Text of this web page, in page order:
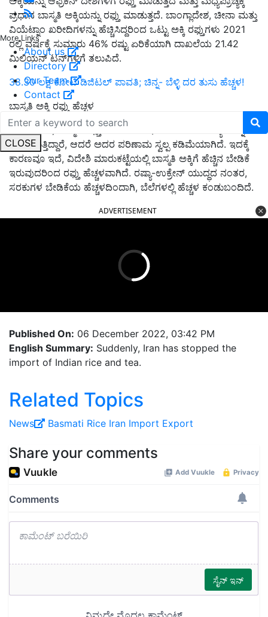
More Links
About us
Directory
Our Team
Contact
CLOSE
ಪ್ರಧಾನ ಬಾಸ್ಮತಿ ಅಕ್ಕಿಯನ್ನು ರಫ್ತು ಮಾಡುತ್ತದೆ. ಬಾಂಗ್ಲಾದೇಶ, ಚೀನಾ ಮತ್ತು
ವಿಯೆಟ್ನಾಂ ಖರೀದಿಗಳನ್ನು ಹೆಚ್ಚಿಸಿದ್ದರಿಂದ ಒಟ್ಟು ಅಕ್ಕಿ ರಫ್ತುಗಳು 2021
ರಲ್ಲಿ ವರ್ಷಕ್ಕೆ ಸುಮಾರು 46% ರಷ್ಟು ಏರಿಕೆಯಾಗಿ ದಾಖಲೆಯ 21.42
ಮಿಲಿಯನ್ ಟನ್‌ಗಳಿಗೆ ತಲುಪಿದೆ.
38.30 ಲಕ್ಷ ಕೋಟಿ ಡಿಜಿಟಲ್ ಪಾವತಿ; ಚಿನ್ನ- ಬೆಳ್ಳಿ ದರ ತುಸು ಹೆಚ್ಚಳ!
ಬಾಸ್ಮತಿ ಅಕ್ಕಿ ರಫ್ತು ಹೆಚ್ಚಳ
ಮತ್ತೊಂದೆಡೆ, ಬಾಸ್ಮತಿ ರಫ್ತುದಾರರು ಸಹ ಇದೇ ರೀತಿಯ ಸಮಸ್ಯೆಯನ್ನು
ಎದುರಿಸುತ್ತಿದ್ದಾರೆ, ಆದರೆ ಅದರ ಪರಿಣಾಮ ಸ್ವಲ್ಪ ಕಡಿಮೆಯಾಗಿದೆ. ಇದಕ್ಕೆ
ಕಾರಣವೂ ಇದೆ, ವಿದೇಶಿ ಮಾರುಕಟ್ಟೆಯಲ್ಲಿ ಬಾಸ್ಮತಿ ಅಕ್ಕಿಗೆ ಹೆಚ್ಚಿನ ಬೇಡಿಕೆ
ಇರುವುದರಿಂದ ರಫ್ತು ಹೆಚ್ಚಳವಾಗಿದೆ. ರಷ್ಯಾ-ಉಕ್ರೇನ್ ಯುದ್ಧದ ನಂತರ,
ಸರಕುಗಳ ಬೇಡಿಕೆಯ ಹೆಚ್ಚಳದಿಂದಾಗಿ, ಬೆಲೆಗಳಲ್ಲಿ ಹೆಚ್ಚಳ ಕಂಡುಬಂದಿದೆ.
ADVERTISEMENT
Published On: 06 December 2022, 03:42 PM
English Summary: Suddenly, Iran has stopped the
import of Indian rice and tea.
Related Topics
News Basmati Rice Iran Import Export
Share your comments